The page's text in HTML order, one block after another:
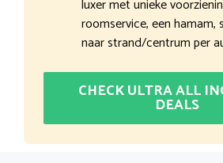
luxer met unieke
roomservice, een hamam,
naar strand/centrum per
CHECK ULTRA ALL
DEALS